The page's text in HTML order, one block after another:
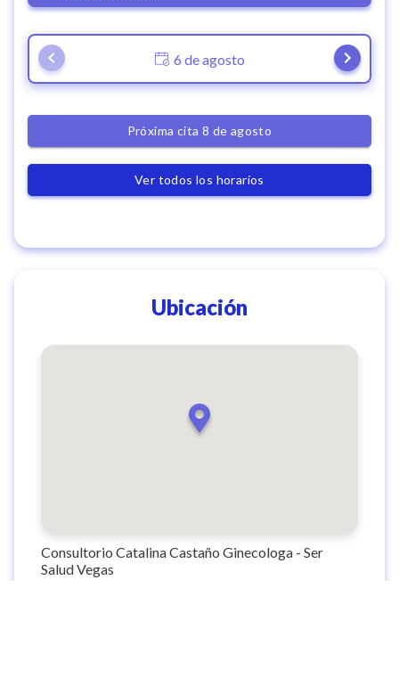
6 de agosto
Próxima cita 8 de agosto
Ver todos los horarios
Ubicación
Consultorio Catalina Castaño Ginecologa - Ser
Salud Vegas